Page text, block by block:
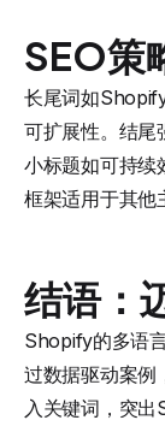
SEO策
长尾词如
可扩展性。结尾
小标题如可持续
框架适用于其他
结语：
Shopify的多语
过数据驱动案例
入关键词，突出